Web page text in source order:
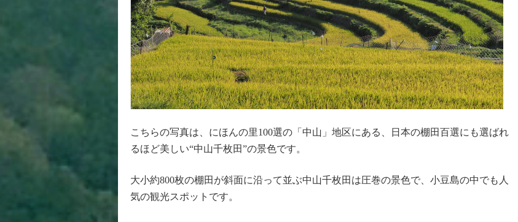
こちらの写真は、にほんの里100選の「中山」地区にある、日本の棚田百選にも選ばれ
るほど美しい“中山千枚田”の景色です。
大小約800枚の棚田が斜面に沿って並ぶ中山千枚田は圧巻の景色で、小豆島の中でも人
気の観光スポットです。